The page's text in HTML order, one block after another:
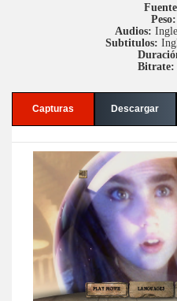
Peso:
Audios:
Subtitulos:
Bitrate:
Capturas Descargar